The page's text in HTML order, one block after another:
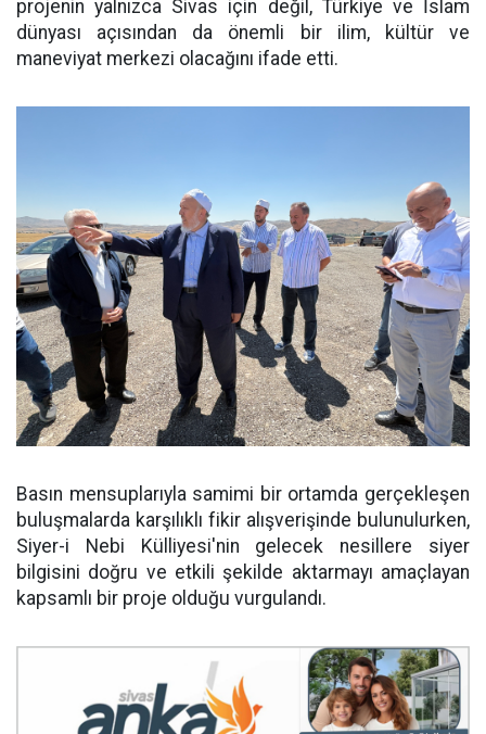
projenin yalnızca Sivas için değil, Türkiye ve İslam
dünyası açısından da önemli bir ilim, kültür ve
maneviyat merkezi olacağını ifade etti.
Basın mensuplarıyla samimi bir ortamda gerçekleşen
buluşmalarda karşılıklı fikir alışverişinde bulunulurken,
Siyer-i Nebi Külliyesi'nin gelecek nesillere siyer
bilgisini doğru ve etkili şekilde aktarmayı amaçlayan
kapsamlı bir proje olduğu vurgulandı.